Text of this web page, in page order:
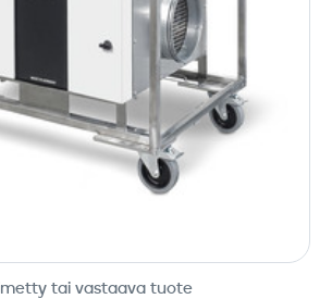
tai vastaava tuote